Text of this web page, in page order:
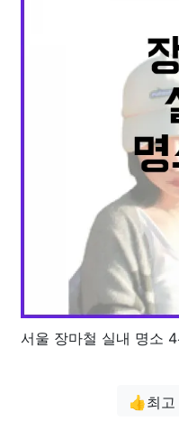
서울 장마철 실내 명소 4
👍최고